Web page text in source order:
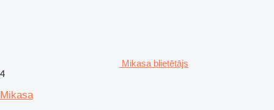
Mikasa blietētājs
4
Mikasa